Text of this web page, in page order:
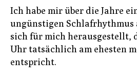
Ich habe mir über die Jahre
ungünstigen Schlafrhythmus
sich für mich herausgestellt,
Uhr tatsächlich am ehesten
entspricht.